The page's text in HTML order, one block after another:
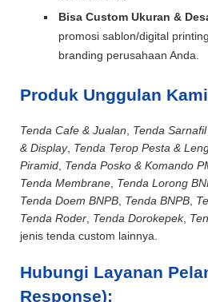
Bisa Custom Ukuran &
promosi sablon/digital
branding perusahaan Anda.
Produk Unggulan
Tenda Cafe & Jualan Tenda
& Display, Tenda Terop Pesta &
Piramid Tenda Posko & Komando
Tenda Membrane Tenda Lorong
Tenda Doem BNPB Tenda BNPB
Tenda Roder Tenda Dorokepek,
jenis tenda custom lainnya.
Hubungi Layanan
Response):